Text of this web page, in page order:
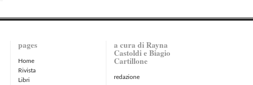
pages
Home
Rivista
Libri
a cura di Rayna
Castoldi e Biagio
Cartillone
redazione